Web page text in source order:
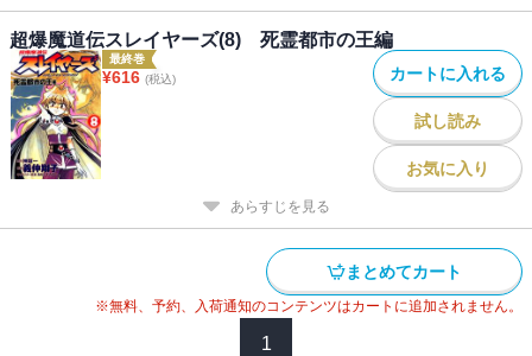
超爆魔道伝スレイヤーズ(8) 死霊都市の王編
最終巻
¥616 (税込) カートに入れる
試し読み
お気に入り
あらすじを見る
まとめてカート
※無料、予約、入荷通知のコンテンツはカートに追加されません。
1